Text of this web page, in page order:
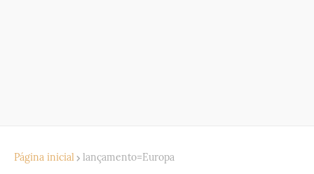
Página inicial lançamento=Europa